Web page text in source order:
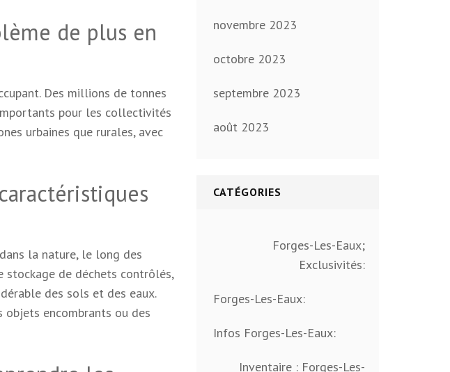
de plus en
Des millions de tonnes
pour les collectivités
urbaines que rurales, avec
la nature, le long des
de déchets contrôlés,
des sols et des eaux.
objets encombrants ou des
novembre 2023
octobre 2023
septembre 2023
août 2023
CATÉGORIES
Forges-Les-Eaux;
Exclusivités:
Forges-Les-Eaux:
Infos Forges-Les-Eaux:
Inventaire : Forges-Les-